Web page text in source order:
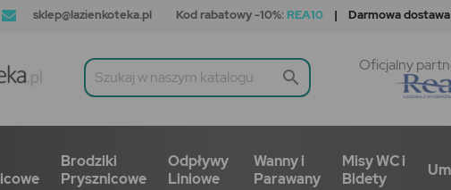
sklep@lazienkoteka.pl Kod rabatowy -10%: REA10 | Darmowa

Oficjalny
Brodziki
Prysznicowe
Odpływy
Liniowe
Wanny i
Parawany
Misy WC i
Bidety